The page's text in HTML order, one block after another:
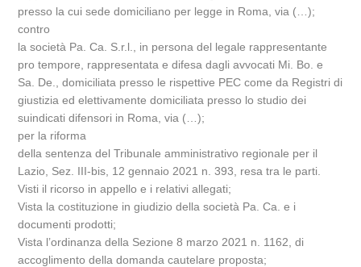
presso la cui sede domiciliano per legge in Roma, via (…);
contro
la società Pa. Ca. S.r.l., in persona del legale rappresentante
pro tempore, rappresentata e difesa dagli avvocati Mi. Bo. e
Sa. De., domiciliata presso le rispettive PEC come da Registri di
giustizia ed elettivamente domiciliata presso lo studio dei
suindicati difensori in Roma, via (…);
per la riforma
della sentenza del Tribunale amministrativo regionale per il
Lazio, Sez. III-bis, 12 gennaio 2021 n. 393, resa tra le parti.
Visti il ricorso in appello e i relativi allegati;
Vista la costituzione in giudizio della società Pa. Ca. e i
documenti prodotti;
Vista l’ordinanza della Sezione 8 marzo 2021 n. 1162, di
accoglimento della domanda cautelare proposta;